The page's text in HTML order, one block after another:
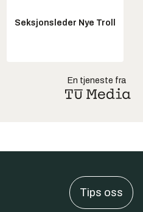
Seksjonsleder Nye Troll
En tjeneste fra
Tips oss